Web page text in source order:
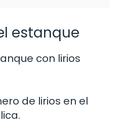
estanque
con lirios
de lirios en el